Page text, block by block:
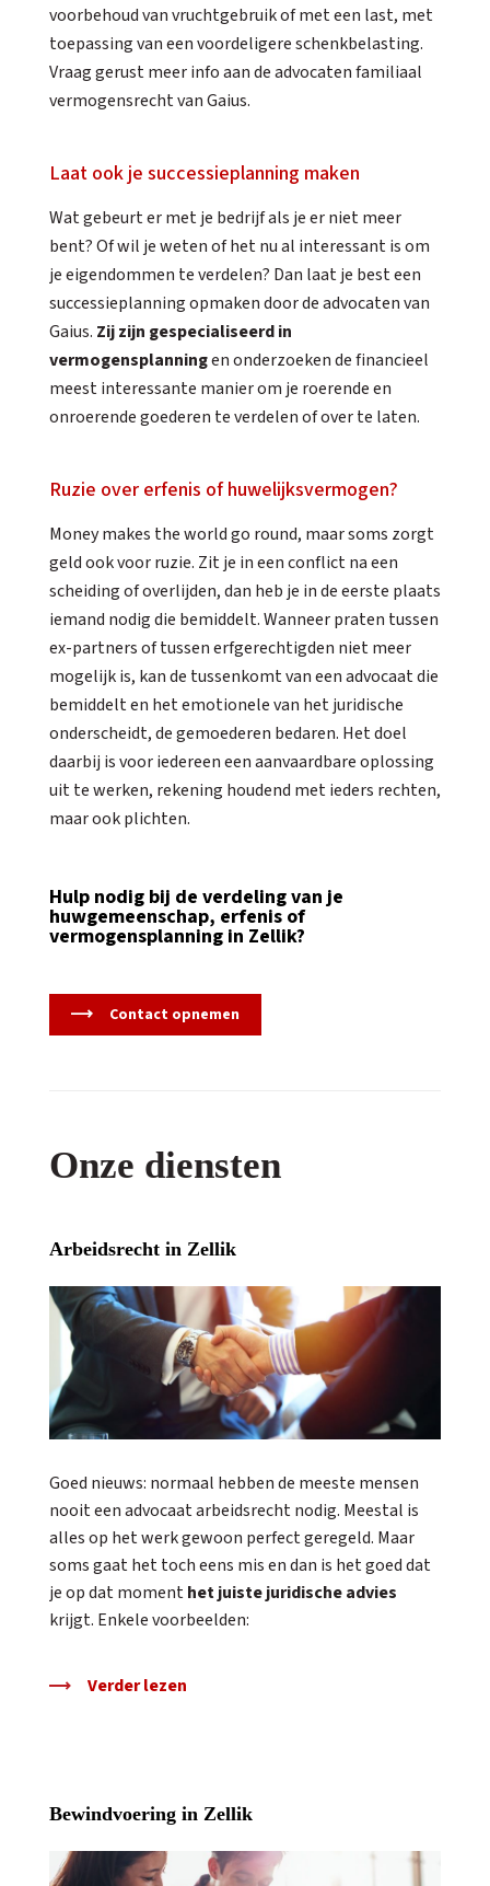
voorbehoud van vruchtgebruik of met een last, met
toepassing van een voordeligere schenkbelasting.
Vraag gerust meer info aan de advocaten familiaal
vermogensrecht van Gaius.
Laat ook je successieplanning maken
Wat gebeurt er met je bedrijf als je er niet meer
bent? Of wil je weten of het nu al interessant is om
je eigendommen te verdelen? Dan laat je best een
successieplanning opmaken door de advocaten van
Gaius. Zij zijn gespecialiseerd in
vermogensplanningen onderzoeken de financieel
meest interessante manier om je roerende en
onroerende goederen te verdelen of over te laten.
Ruzie over erfenis of huwelijksvermogen?
Money makes the world go round, maar soms zorgt
geld ook voor ruzie. Zit je in een conflict na een
scheiding of overlijden, dan heb je in de eerste plaats
iemand nodig die bemiddelt. Wanneer praten tussen
ex-partners of tussen erfgerechtigden niet meer
mogelijk is, kan de tussenkomt van een advocaat die
bemiddelt en het emotionele van het juridische
onderscheidt, de gemoederen bedaren. Het doel
daarbij is voor iedereen een aanvaardbare oplossing
uit te werken, rekening houdend met ieders rechten,
maar ook plichten.
Hulp nodig bij de verdeling van je
huwgemeenschap, erfenis of
vermogensplanning in Zellik?
Contact opnemen
Onze diensten
Arbeidsrecht in Zellik
Goed nieuws: normaal hebben de meeste mensen
nooit een advocaat arbeidsrecht nodig. Meestal is
alles op het werk gewoon perfect geregeld. Maar
soms gaat het toch eens mis en dan is het goed dat
je op dat momenthet juiste juridische advies
krijgt. Enkele voorbeelden:
Verder lezen
Bewindvoering in Zellik